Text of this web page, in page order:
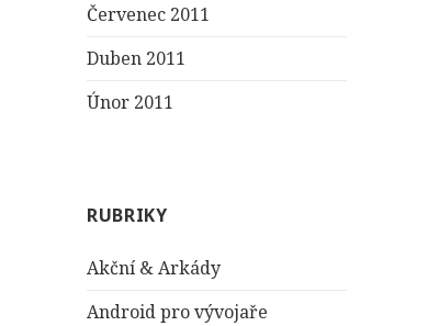
Červenec 2011
Duben 2011
Únor 2011
RUBRIKY
Akční & Arkády
Android pro vývojaře